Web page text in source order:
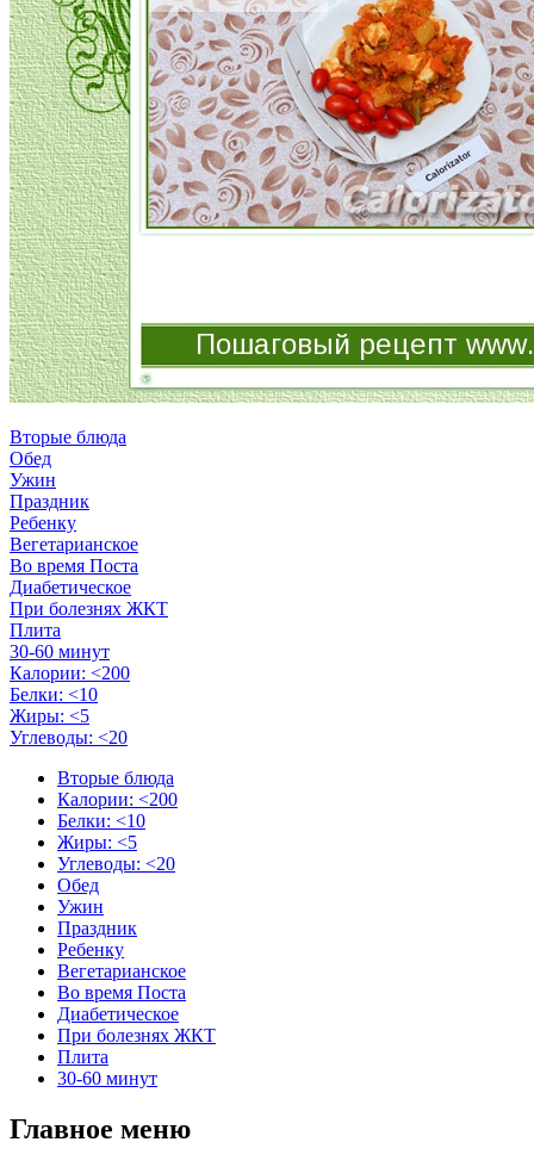
Вторые блюда
Обед
Ужин
Праздник
Ребенку
Вегетарианское
Во время Поста
Диабетическое
При болезнях ЖКТ
Плита
30-60 минут
Калории: <200
Белки: <10
Жиры: <5
Углеводы: <20
Вторые блюда
Калории: <200
Белки: <10
Жиры: <5
Углеводы: <20
Обед
Ужин
Праздник
Ребенку
Вегетарианское
Во время Поста
Диабетическое
При болезнях ЖКТ
Плита
30-60 минут
Главное меню